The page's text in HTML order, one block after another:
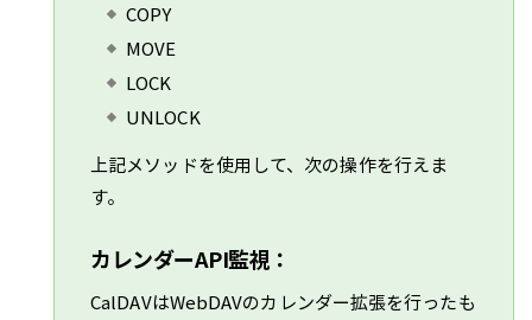
COPY
MOVE
LOCK
UNLOCK
上記メソッドを使用して、次の操作を行えま
す。
カレンダーAPI監視：
CalDAVはWebDAVのカレンダー拡張を行ったも